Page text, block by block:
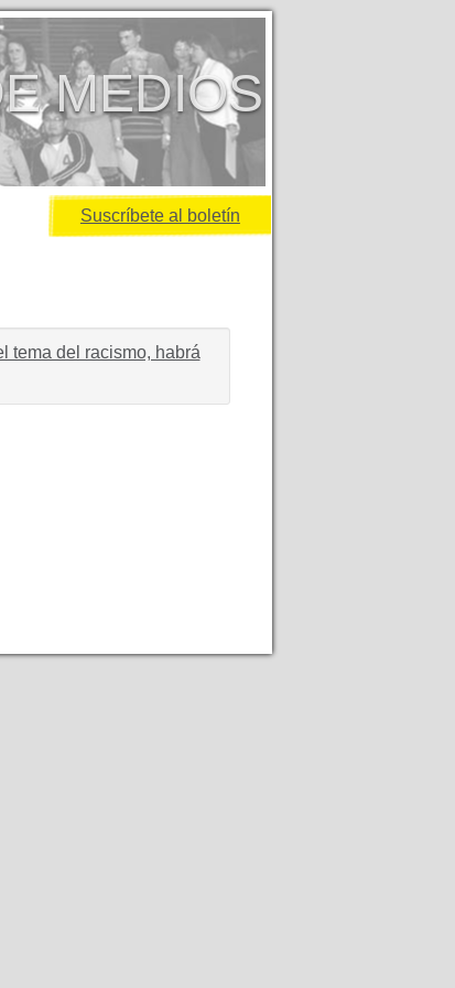
MEDIOS
Suscríbete al boletín
tema del racismo, habrá